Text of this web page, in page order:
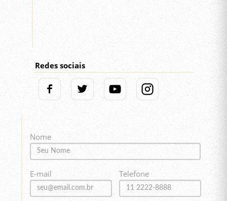
Redes sociais
Nome
E-mail Telefone